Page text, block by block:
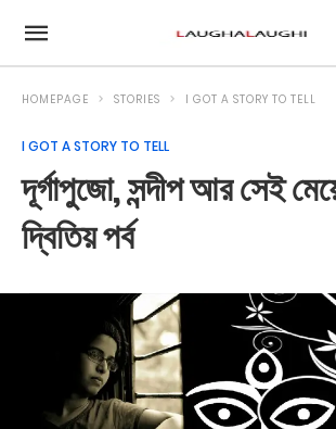
HOMEPAGE STORIES I GOT A STORY TO TELL
I GOT A STORY TO TELL
দূর্গাপুজো, সন্দীপ আর সেই
দ্বিতিয় পর্ব